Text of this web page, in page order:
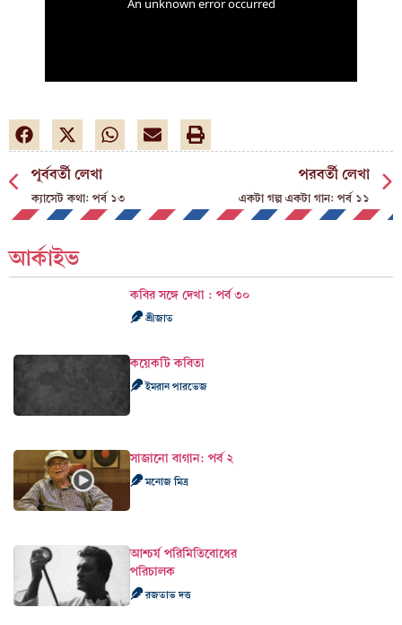
পূর্ববর্তী লেখা
ক্যাসেট কথা: পর্ব ১৩
পরবর্তী লেখা
একটা গল্প একটা গান: পর্ব ১১
আর্কাইভ
কবির সঙ্গে দেখা : পর্ব ৩০
শ্রীজাত
কয়েকটি কবিতা
ইমরান পারভেজ
সাজানো বাগান: পর্ব ২
মনোজ মিত্র
আশ্চর্য পরিমিতিবোধের
পরিচালক
রজতাভ দত্ত